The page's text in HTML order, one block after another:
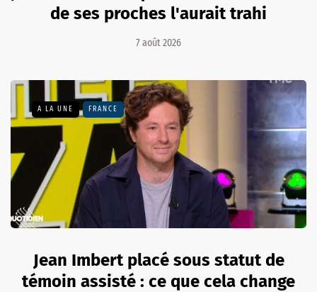
de ses proches l'aurait trahi
7 août 2026
A LA UNE FRANCE
Jean Imbert placé sous statut de
témoin assisté : ce que cela change